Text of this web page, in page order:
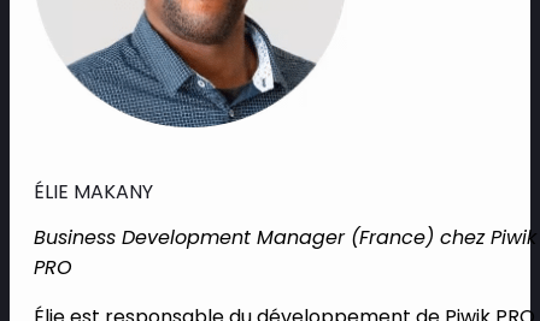
ÉLIE MAKANY
Business Development Manager (France) chez Piwik
PRO